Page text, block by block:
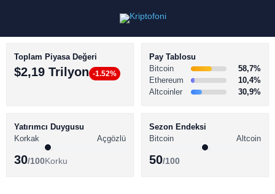
BİTCOİN HABERLERİ
ALTCOİN HABERLERİ
Toplam Piyasa Değeri
$2,19 Trilyon -1.52%
Pay Tablosu
Bitcoin
58,7%
Ethereum
10,4%
Altcoinler
30,9%
Yatırımcı Duygusu
Korkak
Açgözlü
30/100Korku
Sezon Endeksi
Bitcoin
Altcoin
50/100